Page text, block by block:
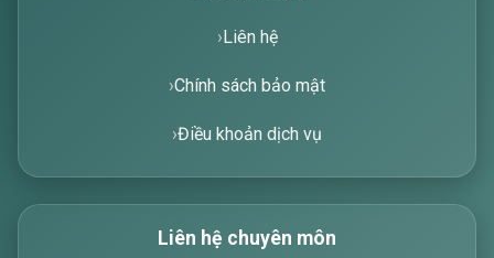
Liên hệ
Chính sách bảo mật
Điều khoản dịch vụ
Liên hệ chuyên môn